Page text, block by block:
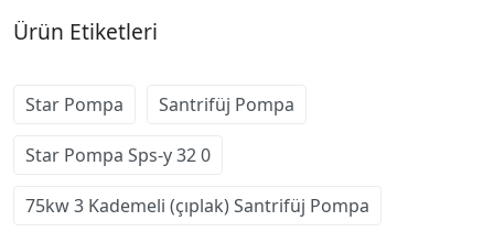
Ürün Etiketleri
Star Pompa Santrifüj Pompa
Star Pompa Sps-y 32 0
75kw 3 Kademeli (çıplak) Santrifüj Pompa